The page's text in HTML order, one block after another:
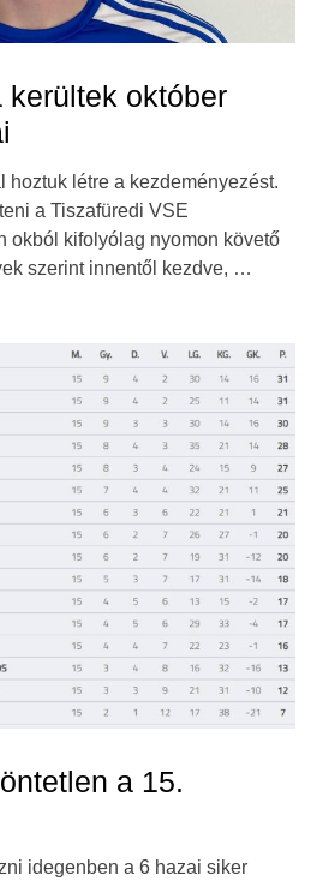
kerültek október
hoztuk létre a kezdeményezést.
a Tiszafüredi VSE
okból kifolyólag nyomon követő
szerint innentől kezdve, …
a 15.
idegenben a 6 hazai siker